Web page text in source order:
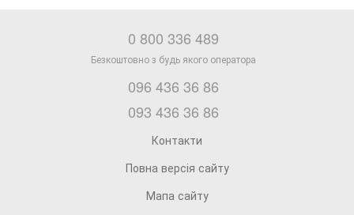
0 800 336 489
096 436 36 86
093 436 36 86
Контакти
Повна версія сайту
Мапа сайту